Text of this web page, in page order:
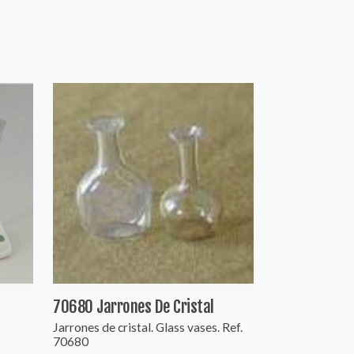
70680 Jarrones De Cristal
Jarrones de cristal. Glass vases. Ref.
70680